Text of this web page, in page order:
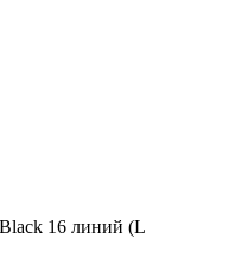
16 линий (L